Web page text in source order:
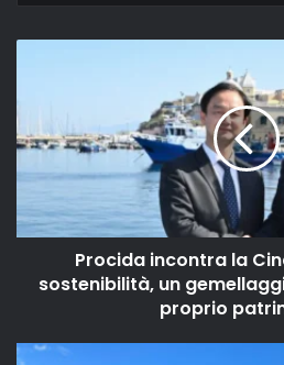
Procida incontra la
sostenibilità, un
proprio